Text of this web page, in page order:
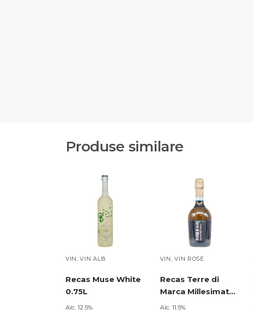
Produse similare
VIN ,VIN ALB
Recas Muse White
0.75L
Alc. 12.5%
VIN ,VIN ROSE
Recas Terre di
Marca Millesimato
Prosecco Rose Bio
Alc. 11.5%